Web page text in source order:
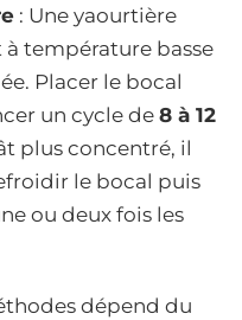
: Une yaourtière
température basse
Placer le bocal
un cycle de 8 à 12
plus concentré, il
le bocal puis
ou deux fois les
dépend du